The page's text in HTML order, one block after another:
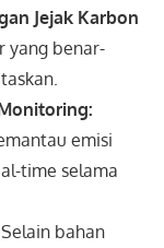
Jejak Karbon
yang benar-
emisi
time selama
Selain bahan